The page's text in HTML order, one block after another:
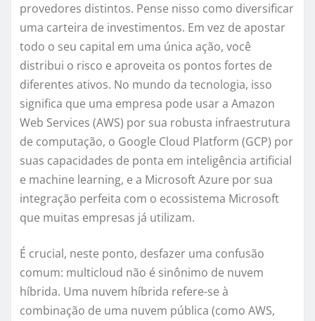
provedores distintos. Pense nisso como diversificar
uma carteira de investimentos. Em vez de apostar
todo o seu capital em uma única ação, você
distribui o risco e aproveita os pontos fortes de
diferentes ativos. No mundo da tecnologia, isso
significa que uma empresa pode usar a Amazon
Web Services (AWS) por sua robusta infraestrutura
de computação, o Google Cloud Platform (GCP) por
suas capacidades de ponta em inteligência artificial
e machine learning, e a Microsoft Azure por sua
integração perfeita com o ecossistema Microsoft
que muitas empresas já utilizam.
É crucial, neste ponto, desfazer uma confusão
comum: multicloud não é sinônimo de nuvem
híbrida. Uma nuvem híbrida refere-se à
combinação de uma nuvem pública (como AWS,